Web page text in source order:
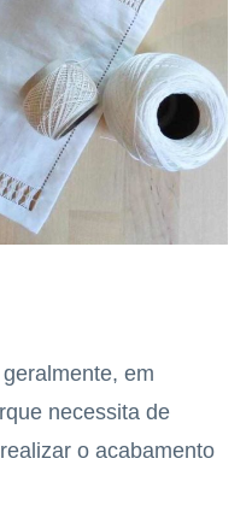
em
necessita de
o acabamento